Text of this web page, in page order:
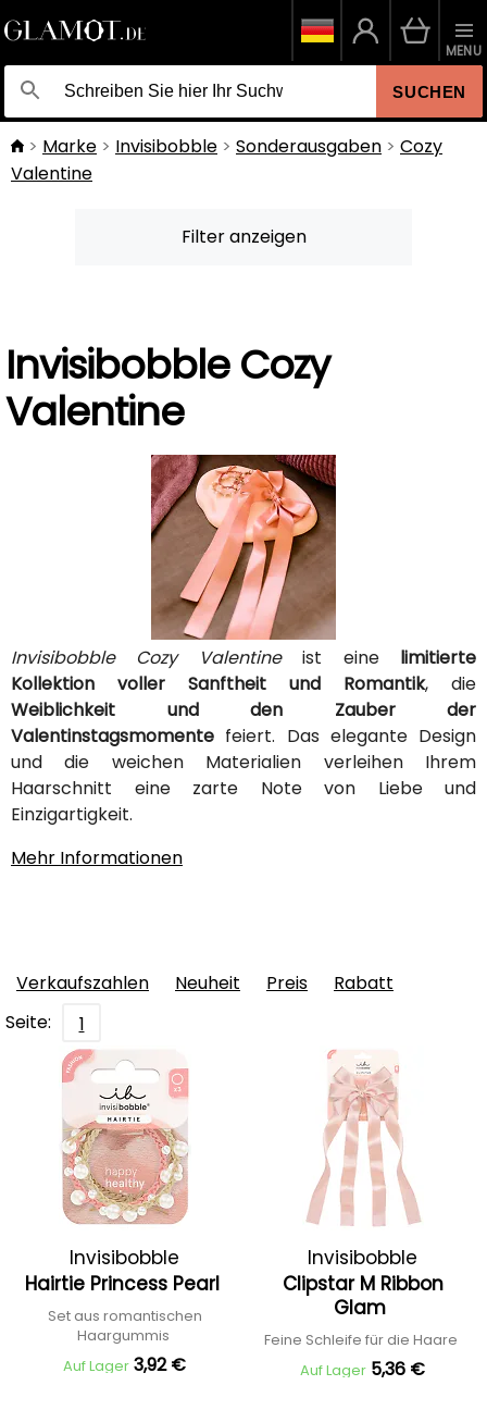
SUCHEN
MENU
Marke Invisibobble Sonderausgaben
Cozy
Valentine
Filter anzeigen
Invisibobble Cozy
Valentine
Invisibobble Cozy Valentineist eine limitierte
Kollektion voller Sanftheit und Romantik, die
Weiblichkeit und den Zauber der
Valentinstagsmomente feiert. Das elegante Design
und die weichen Materialien verleihen Ihrem
Haarschnitt eine zarte Note von Liebe und
Einzigartigkeit.
Mehr Informationen
Verkaufszahlen Neuheit Preis
Rabatt
Seite:
1
Invisibobble
Hairtie Princess Pearl
Set aus romantischen
Haargummis
Auf Lager 3,92 €
Invisibobble
Clipstar M Ribbon
Glam
Feine Schleife für die Haare
Auf Lager 5,36 €